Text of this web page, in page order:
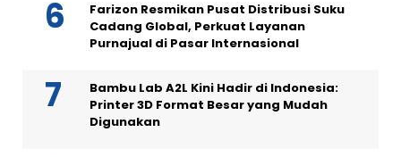
Farizon Resmikan Pusat Distribusi Suku
Cadang Global, Perkuat Layanan
Purnajual di Pasar Internasional
Bambu Lab A2L Kini Hadir di Indonesia:
Printer 3D Format Besar yang Mudah
Digunakan